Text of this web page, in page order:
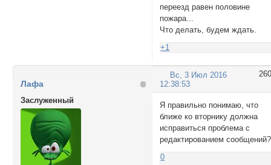
переезд равен половине
пожара...
Что делать, будем ждать.
+1
260
Вс, 3 Июл 2016
12:38:53
Лафа
Заслуженный
Я правильно понимаю, что
ближе ко вторнику должна
исправиться проблема с
редактированием сообщений?
0